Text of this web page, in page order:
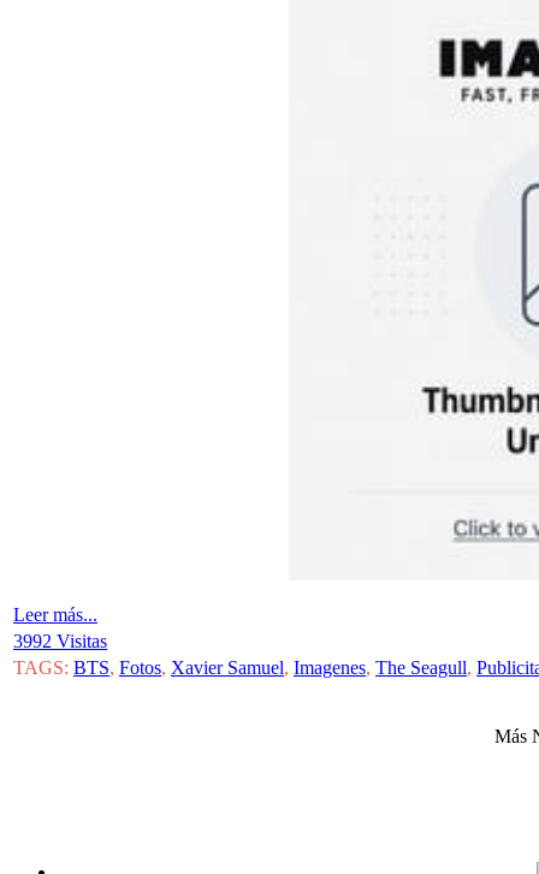
Leer más...
3992 Visitas
TAGS: BTS, Fotos, Xavier Samuel, Imagenes, The Seagull,
Más